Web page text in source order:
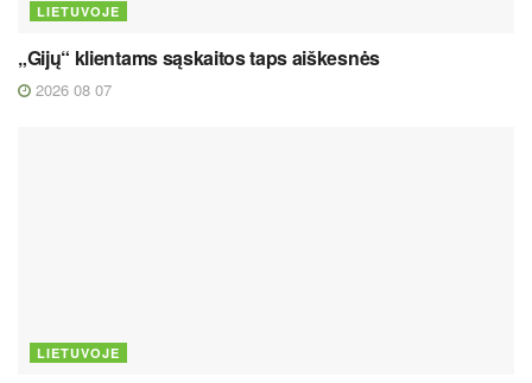
LIETUVOJE
„Gijų“ klientams sąskaitos taps aiškesnės
2026 08 07
LIETUVOJE